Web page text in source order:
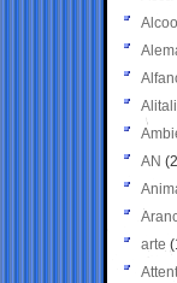
Alcool
AN
arte